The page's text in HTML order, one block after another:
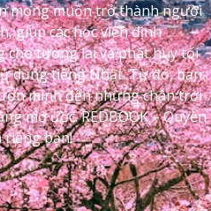
mong muốn trở thành người
giúp các học viên định
cho tương lai và phát huy tối
dụng tiếng Nhật. Từ đó, bạn
mình đến những chân trời
mơ ước. REDBOOK – Quyển
riêng bạn!